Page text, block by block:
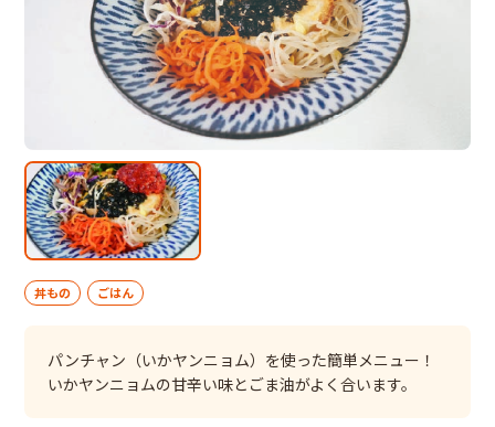
丼もの ごはん
パンチャン（いかヤンニョム）を使った簡単メニュー！
いかヤンニョムの甘辛い味とごま油がよく合います。